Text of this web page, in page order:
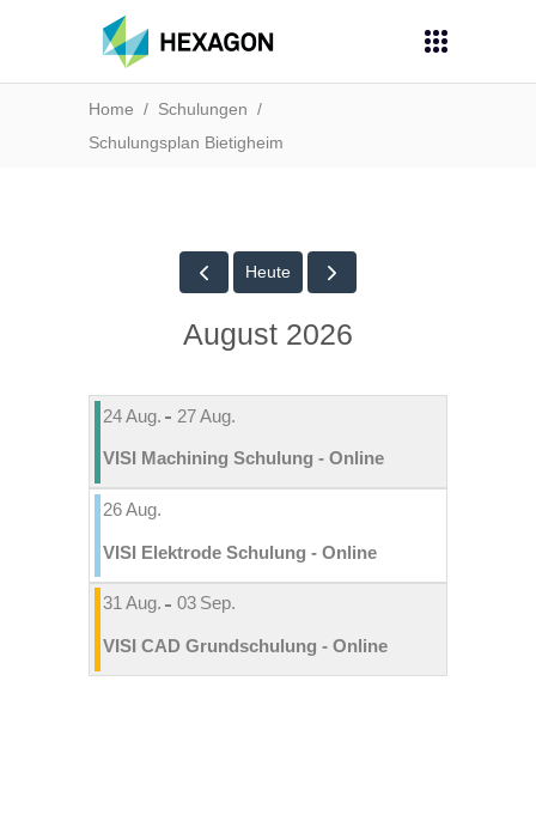
Home / Schulungen /
Schulungsplan Bietigheim
Heute
August 2026
24Aug. 27Aug.
VISI Machining Schulung - Online
26Aug.
VISI Elektrode Schulung - Online
31 Aug. 03 Sep.
VISI CAD Grundschulung - Online